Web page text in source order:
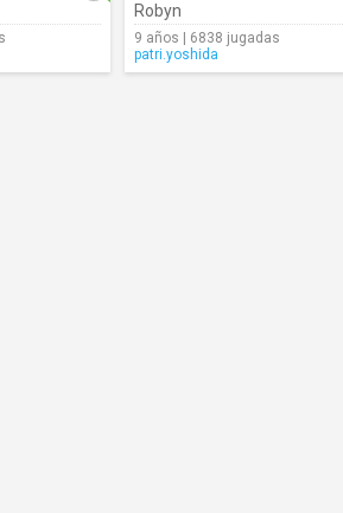
Robyn
9 años | 6838 jugadas
patri.yoshida